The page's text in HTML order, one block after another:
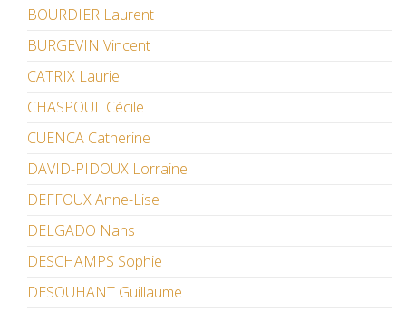
BOURDIER Laurent
BURGEVIN Vincent
CATRIX Laurie
CHASPOUL Cécile
CUENCA Catherine
DAVID-PIDOUX Lorraine
DEFFOUX Anne-Lise
DELGADO Nans
DESCHAMPS Sophie
DESOUHANT Guillaume